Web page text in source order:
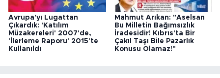
Avrupa'yı Lugattan
Çıkardık: 'Katılım
Müzakereleri' 2007'de,
'İlerleme Raporu' 2015'te
Kullanıldı
Mahmut Arıkan: "Aselsan
Bu Milletin Bağımsızlık
İradesidir! Kıbrıs'ta Bir
Çakıl Taşı Bile Pazarlık
Konusu Olamaz!"